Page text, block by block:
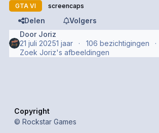
GTA VI screencaps
Delen
Volgers
Door Joriz
21 juli 20251 jaar
106 bezichtigingen
Zoek Joriz's afbeeldingen
Copyright
© Rockstar Games